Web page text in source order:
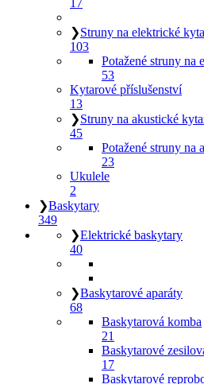
❯Struny na elektrické
103
Potažené struny na
53
Kytarové příslušenství
13
❯Struny na akustické
45
Potažené struny na
23
Ukulele
2
❯Baskytary
349
❯Elektrické baskytary
40
❯Baskytarové aparáty
68
Baskytarová komba
21
Baskytarové
17
Baskytarové